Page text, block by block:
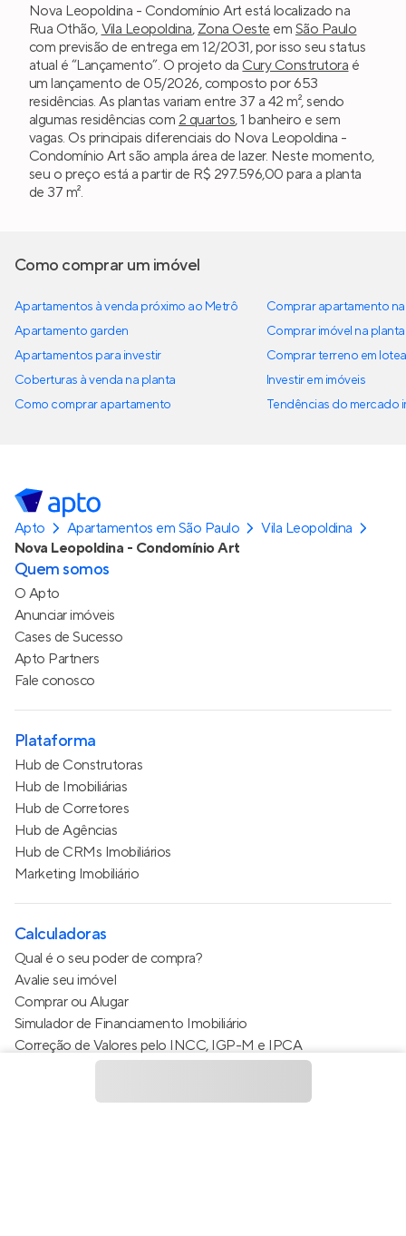
Nova Leopoldina - Condomínio Art está localizado na
Rua Othão, Vila Leopoldina, Zona Oeste em São Paulo
com previsão de entrega em 12/2031, por isso seu status
atual é “Lançamento”. O projeto da Cury Construtora é
um lançamento de 05/2026, composto por 653
residências. As plantas variam entre 37 a 42 m², sendo
algumas residências com 2 quartos, 1 banheiro e sem
vagas. Os principais diferenciais do Nova Leopoldina -
Condomínio Art são ampla área de lazer. Neste momento,
seu o preço está a partir de R$ 297.596,00 para a planta
de 37 m².
Como comprar um imóvel
Apartamentos à venda próximo ao Metrô
Apartamento garden
Apartamentos para investir
Coberturas à venda na planta
Como comprar apartamento
Comprar apartamento
Comprar imóvel na planta
Comprar terreno em
Investir em imóveis
Tendências do mercado
Apto Apartamentos em São Paulo
Vila Leopoldina
Nova Leopoldina - Condomínio Art
Quem somos
O Apto
Anunciar imóveis
Cases de Sucesso
Apto Partners
Fale conosco
Plataforma
Hub de Construtoras
Hub de Imobiliárias
Hub de Corretores
Hub de Agências
Hub de CRMs Imobiliários
Marketing Imobiliário
Calculadoras
Qual é o seu poder de compra?
Avalie seu imóvel
Comprar ou Alugar
Simulador de Financiamento Imobiliário
Correção de Valores pelo INCC, IGP-M e IPCA
Estimativa de valor do condomínio